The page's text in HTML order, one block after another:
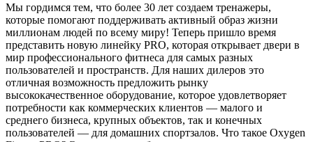
Мы гордимся тем, что более 30 лет создаем тренажеры,
которые помогают поддерживать активный образ жизни
миллионам людей по всему миру! Теперь пришло время
представить новую линейку PRO, которая открывает двери в
мир профессионального фитнеса для самых разных
пользователей и пространств. Для наших дилеров это
отличная возможность предложить рынку
высококачественное оборудование, которое удовлетворяет
потребности как коммерческих клиентов — малого и
среднего бизнеса, крупных объектов, так и конечных
пользователей — для домашних спортзалов. Что такое Oxygen